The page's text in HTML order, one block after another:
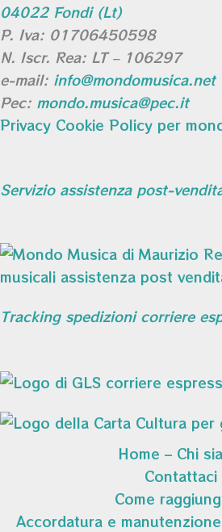
04022 Fondi (Lt)
P. Iva: 01706450598
N. Iscr. Rea: LT – 106297
e-mail: info@mondomusica.net
Pec: mondo.musica@pec.it
Privacy Cookie Policy per
Servizio assistenza post-
Tracking spedizioni corriere
Home – Chi
Contattaci
Come
Accordatura e